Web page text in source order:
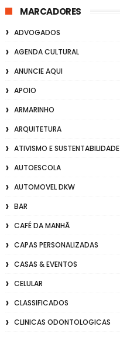
MARCADORES
ADVOGADOS
AGENDA CULTURAL
ANUNCIE AQUI
APOIO
ARMARINHO
ARQUITETURA
ATIVISMO E SUSTENTABILIDADE
AUTOESCOLA
AUTOMOVEL DKW
BAR
CAFÉ DA MANHÃ
CAPAS PERSONALIZADAS
CASAS & EVENTOS
CELULAR
CLASSIFICADOS
CLINICAS ODONTOLOGICAS